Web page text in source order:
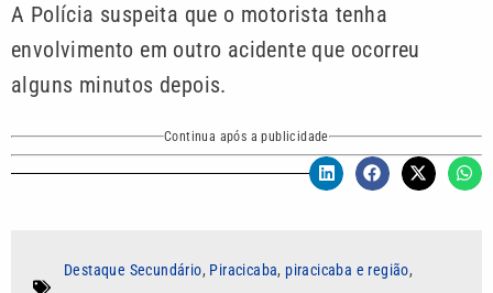
A Polícia suspeita que o motorista tenha
envolvimento em outro acidente que ocorreu
alguns minutos depois.
Continua após a publicidade
Destaque Secundário, Piracicaba, piracicaba e região,